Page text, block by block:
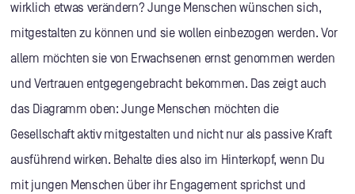
wirklich etwas verändern? Junge Menschen wünschen sich,
mitgestalten zu können und sie wollen einbezogen werden. Vor
allem möchten sie von Erwachsenen ernst genommen werden
und Vertrauen entgegengebracht bekommen. Das zeigt auch
das Diagramm oben: Junge Menschen möchten die
Gesellschaft aktiv mitgestalten und nicht nur als passive Kraft
ausführend wirken. Behalte dies also im Hinterkopf, wenn Du
mit jungen Menschen über ihr Engagement sprichst und